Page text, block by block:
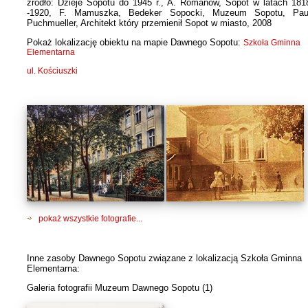
źródło: Dzieje Sopotu do 1945 r., A. Romanow, Sopot w latach
-1920, F. Mamuszka, Bedeker Sopocki, Muzeum Sopotu,
Puchmueller, Architekt który przemienił Sopot w miasto, 2008
Pokaż lokalizację obiektu na mapie Dawnego Sopotu: Szkoła Gminna
Elementarna
ul. Kościuszki
pokaż wszystkie fotografie...
Inne zasoby Dawnego Sopotu związane z lokalizacją Szkoła Gminna
Elementarna:
Galeria fotografii Muzeum Dawnego Sopotu (1)